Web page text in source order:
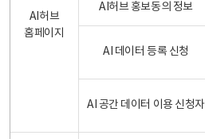
AI허브
홈페이지
AI허브 홍보동의 정보
AI 데이터 등록 신청
AI 공간 데이터 이용 신청자